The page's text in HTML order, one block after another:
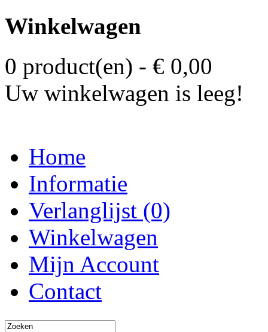
Winkelwagen
0 product(en) - € 0,00
Uw winkelwagen is leeg!
Home
Informatie
Verlanglijst (0)
Winkelwagen
Mijn Account
Contact